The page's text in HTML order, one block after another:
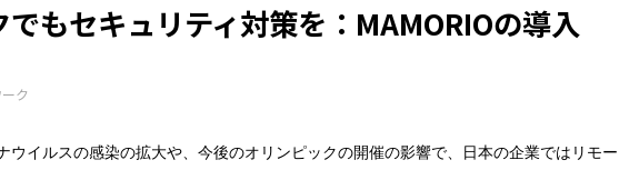
でもセキュリティ対策を：MAMORIOの導入
ク
ウイルスの感染の拡大や、今後のオリンピックの開催の影響で、日本の企業ではリモー